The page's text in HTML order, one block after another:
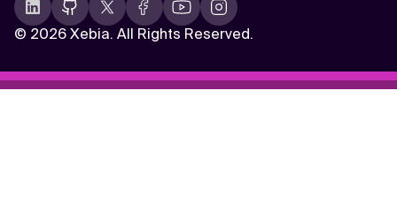
© 2026 Xebia. All Rights Reserved.